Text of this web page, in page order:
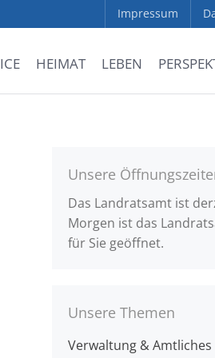
Impressum
HEIMAT LEBEN
Unsere
Das Landratsamt ist
Morgen ist das
für Sie geöffnet.
Unsere Themen
Verwaltung & Amtliches